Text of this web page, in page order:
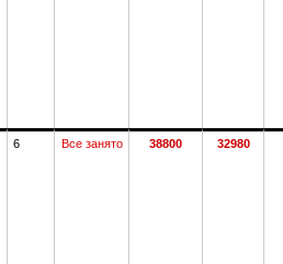
6 Все занято 38800 32980